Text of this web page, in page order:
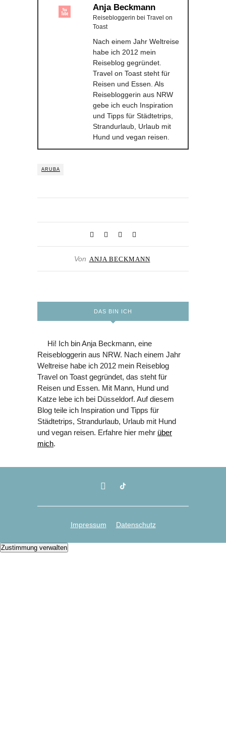
Anja Beckmann
Reisebloggerin bei Travel on
Toast
Nach einem Jahr Weltreise
habe ich 2012 mein
Reiseblog gegründet.
Travel on Toast steht für
Reisen und Essen. Als
Reisebloggerin aus NRW
gebe ich euch Inspiration
und Tipps für Städtetrips,
Strandurlaub, Urlaub mit
Hund und vegan reisen.
ARUBA
Von ANJA BECKMANN
DAS BIN ICH
Hi! Ich bin Anja Beckmann, eine
Reisebloggerin aus NRW. Nach einem Jahr
Weltreise habe ich 2012 mein Reiseblog
Travel on Toast gegründet, das steht für
Reisen und Essen. Mit Mann, Hund und
Katze lebe ich bei Düsseldorf. Auf diesem
Blog teile ich Inspiration und Tipps für
Städtetrips, Strandurlaub, Urlaub mit Hund
und vegan reisen. Erfahre hier mehr über
mich.
Impressum Datenschutz
Zustimmung verwalten